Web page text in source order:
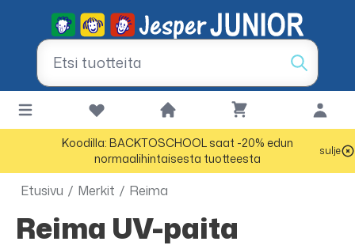
Koodilla: BACKTOSCHOOL saat -20% edun
normaalihintaisesta tuotteesta
sulje
Etusivu / Merkit / Reima
Reima UV-paita